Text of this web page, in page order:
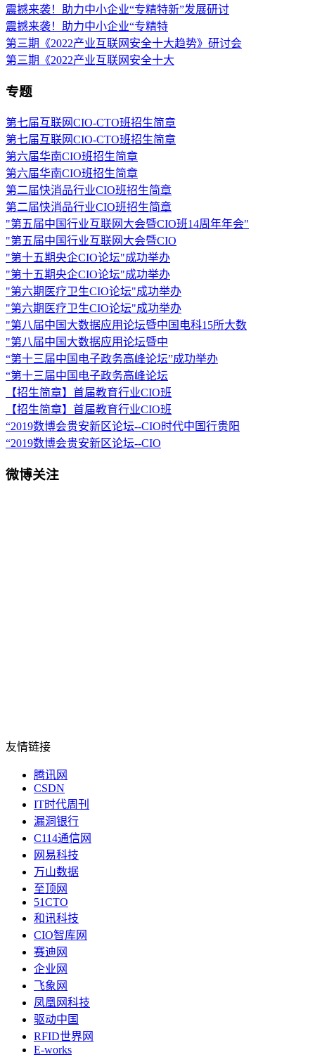
震撼来袭！助力中小企业“专精特新”发展研讨
震撼来袭！助力中小企业“专精特
第三期《2022产业互联网安全十大趋势》研讨会
第三期《2022产业互联网安全十大
专题
第七届互联网CIO-CTO班招生简章
第七届互联网CIO-CTO班招生简章
第六届华南CIO班招生简章
第六届华南CIO班招生简章
第二届快消品行业CIO班招生简章
第二届快消品行业CIO班招生简章
"第五届中国行业互联网大会暨CIO班14周年年会"
"第五届中国行业互联网大会暨CIO
"第十五期央企CIO论坛"成功举办
"第十五期央企CIO论坛"成功举办
"第六期医疗卫生CIO论坛"成功举办
"第六期医疗卫生CIO论坛"成功举办
"第八届中国大数据应用论坛暨中国电科15所大数
"第八届中国大数据应用论坛暨中
“第十三届中国电子政务高峰论坛”成功举办
“第十三届中国电子政务高峰论坛
【招生简章】首届教育行业CIO班
【招生简章】首届教育行业CIO班
“2019数博会贵安新区论坛--CIO时代中国行贵阳
“2019数博会贵安新区论坛--CIO
微博关注
友情链接
腾讯网
CSDN
IT时代周刊
漏洞银行
C114通信网
网易科技
万山数据
至顶网
51CTO
和讯科技
CIO智库网
赛迪网
企业网
飞象网
凤凰网科技
驱动中国
RFID世界网
E-works